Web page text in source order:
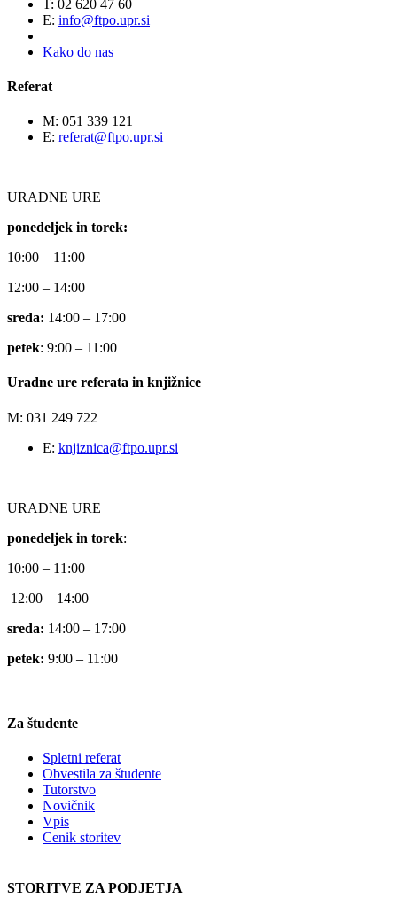
T: 02 620 47 60
E: info@ftpo.upr.si
Kako do nas
Referat
M: 051 339 121
E: referat@ftpo.upr.si
URADNE URE
ponedeljek in torek:
10:00 – 11:00
12:00 – 14:00
sreda: 14:00 – 17:00
petek: 9:00 – 11:00
Uradne ure referata in knjižnice
M: 031 249 722
E: knjiznica@ftpo.upr.si
URADNE URE
ponedeljek in torek:
10:00 – 11:00
12:00 – 14:00
sreda: 14:00 – 17:00
petek: 9:00 – 11:00
Za študente
Spletni referat
Obvestila za študente
Tutorstvo
Novičnik
Vpis
Cenik storitev
STORITVE ZA PODJETJA